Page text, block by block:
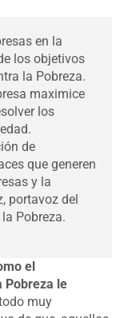
en la
los objetivos
la Pobreza.
maximice
los
de
que generen
y la
portavoz del
Pobreza.
el
Pobreza le
muy